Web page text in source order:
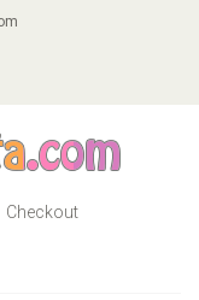
Checkout